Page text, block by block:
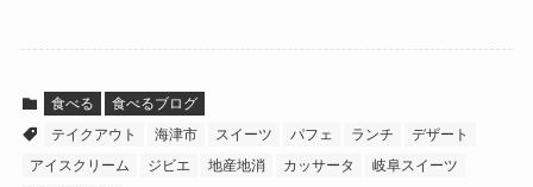
食べる
食べるブログ
テイクアウト
海津市 スイーツ パフェ ランチ
デザート
アイスクリーム
ジビエ 地産地消 カッサータ
岐阜スイーツ